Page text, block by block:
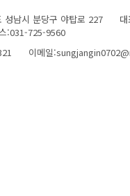
성남시 분당구 야탑로 227 대
725-9560
이메일